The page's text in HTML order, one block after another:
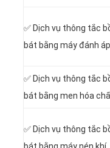
✅ Dịch vụ thông tắc
bát bằng máy đánh
✅ Dịch vụ thông tắc
bát bằng men hóa
✅ Dịch vụ thông tắc
bát bằng máy nén khí